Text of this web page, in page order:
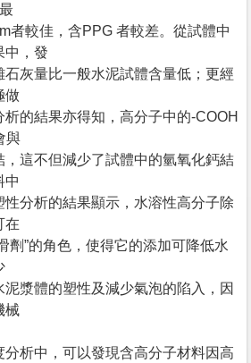
者較佳，含PPG 者較差。從試體中
中，發
灰量比一般水泥試體含量低；更經
做
的結果亦得知，高分子中的-COOH
與
這不但減少了試體中的氫氧化鈣結
中
分析的結果顯示，水溶性高分子除
在
劑”的角色，使得它的添加可降低水
漿體的塑性及減少氣泡的陷入，因
械
析中，可以發現含高分子材料因高